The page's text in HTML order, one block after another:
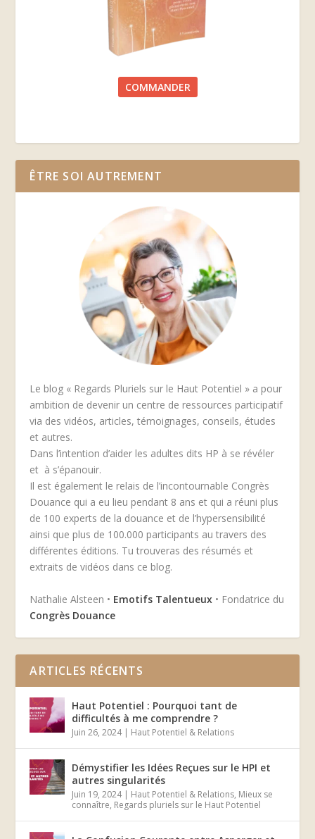
COMMANDER
ÊTRE SOI AUTREMENT
Le blog « Regards Pluriels sur le Haut Potentiel » a pour
ambition de devenir un centre de ressources participatif
via des vidéos, articles, témoignages, conseils, études
et autres.
Dans l’intention d’aider les adultes dits HP à se révéler
et à s’épanouir.
Il est également le relais de l’incontournable Congrès
Douance qui a eu lieu pendant 8 ans et qui a réuni plus
de 100 experts de la douance et de l’hypersensibilité
ainsi que plus de 100.000 participants au travers des
différentes éditions. Tu trouveras des résumés et
extraits de vidéos dans ce blog.
Nathalie Alsteen • Emotifs Talentueux • Fondatrice du
Congrès Douance
ARTICLES RÉCENTS
Haut Potentiel : Pourquoi tant de
difficultés à me comprendre ?
Juin 26, 2024| Haut Potentiel & Relations
Démystifier les Idées Reçues sur le HPI et
autres singularités
Juin 19, 2024| Haut Potentiel & Relations, Mieux se
connaître, Regards pluriels sur le Haut Potentiel